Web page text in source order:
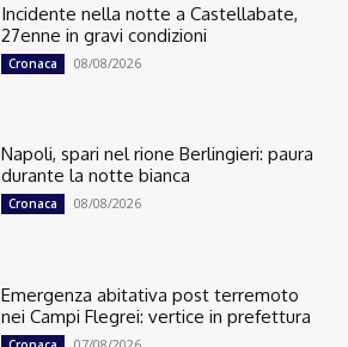
Incidente nella notte a Castellabate,
27enne in gravi condizioni
Cronaca 08/08/2026
Napoli, spari nel rione Berlingieri: paura
durante la notte bianca
Cronaca 08/08/2026
Emergenza abitativa post terremoto
nei Campi Flegrei: vertice in prefettura